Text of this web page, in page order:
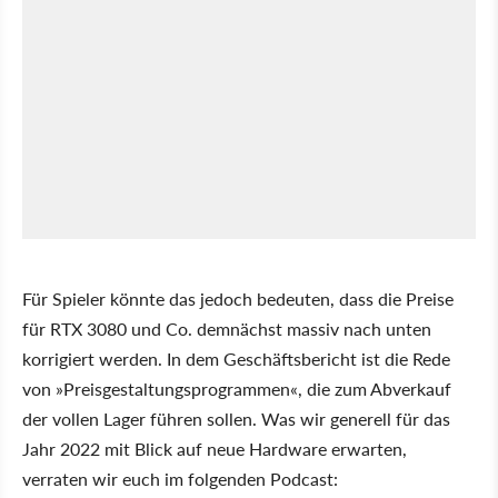
Für Spieler könnte das jedoch bedeuten, dass die Preise
für RTX 3080 und Co. demnächst massiv nach unten
korrigiert werden. In dem Geschäftsbericht ist die Rede
von Preisgestaltungsprogrammen , die zum Abverkauf
der vollen Lager führen sollen. Was wir generell für das
Jahr 2022 mit Blick auf neue Hardware erwarten,
verraten wir euch im folgenden Podcast: